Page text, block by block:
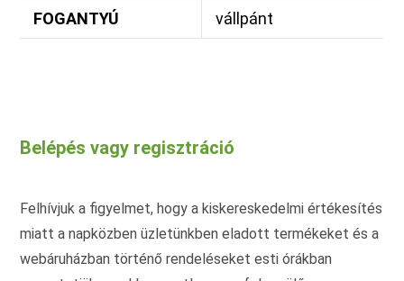
FOGANTYÚ vállpánt
Belépés vagy regisztráció
Felhívjuk a figyelmet, hogy a kiskereskedelmi értékesítés
miatt a napközben üzletünkben eladott termékeket és a
webáruházban történő rendeléseket esti órákban